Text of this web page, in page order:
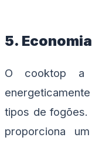
5.
O cooktop a
tipos de fogões.
proporciona